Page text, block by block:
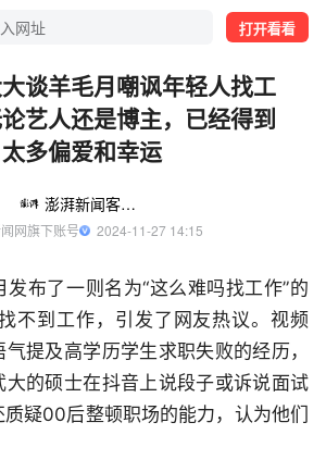
打开看看
谈羊毛月嘲讽年轻人找工
艺人还是博主，已经得到
太多偏爱和幸运
澎湃新闻客户端
网旗下账号
  2024-11-27 14:15
布了一则名为“这么难吗找工作”的
不到工作，引发了网友热议。视频
提及高学历学生求职失败的经历，
大的硕士在抖音上说段子或诉说面试
疑00后整顿职场的能力，认为他们